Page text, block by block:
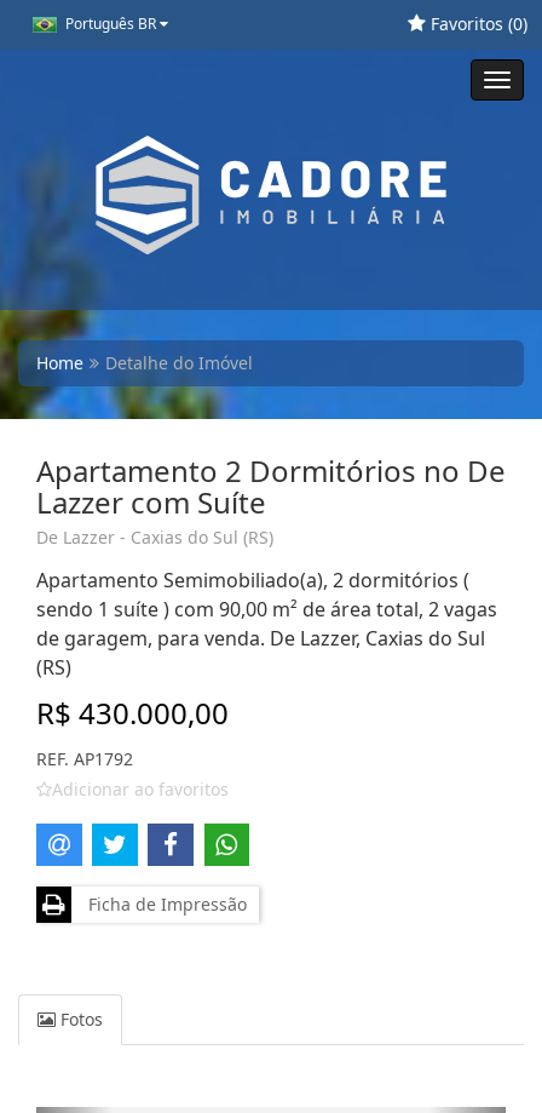
Português BR Favoritos (0)
Home Detalhe do Imóvel
Apartamento 2 Dormitórios no De
Lazzer com Suíte
De Lazzer - Caxias do Sul (RS)
Apartamento Semimobiliado(a), 2 dormitórios (
sendo 1 suíte ) com 90,00 m² de área total, 2 vagas
de garagem, para venda. De Lazzer, Caxias do Sul
(RS)
R$ 430.000,00
REF. AP1792
Adicionar ao favoritos
Ficha de Impressão
Fotos